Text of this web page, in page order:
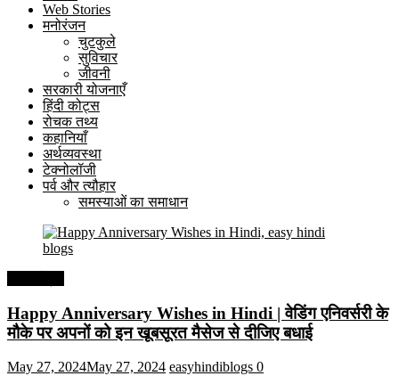
Web Stories
मनोरंजन
चुटकुले
सुविचार
जीवनी
सरकारी योजनाएँ
हिंदी कोट्स
रोचक तथ्य
कहानियाँ
अर्थव्यवस्था
टेक्नोलॉजी
पर्व और त्यौहार
समस्याओं का समाधान
Happy Anniversary Wishes in Hindi | वेडिंग एनिवर्सरी के
मौके पर अपनों को इन खूबसूरत मैसेज से दीजिए बधाई
May 27, 2024May 27, 2024 easyhindiblogs 0